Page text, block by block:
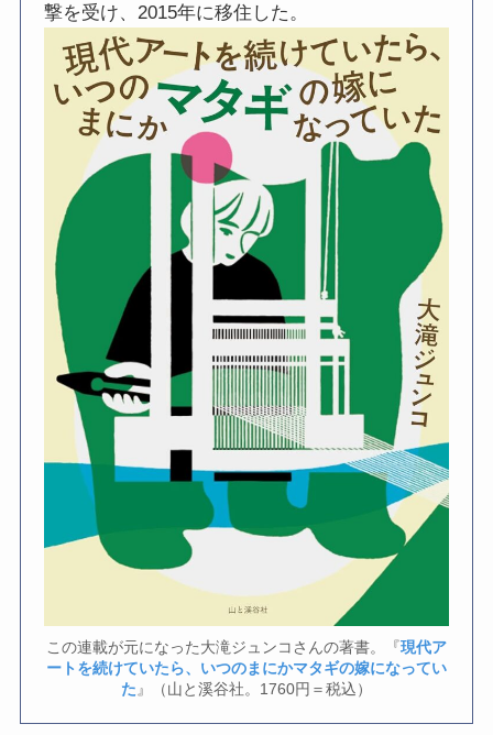
撃を受け、2015年に移住した。
この連載が元になった大滝ジュンコさんの著書。『現代ア
ートを続けていたら、いつのまにかマタギの嫁になってい
た 』（山と溪谷社。1760円＝税込）